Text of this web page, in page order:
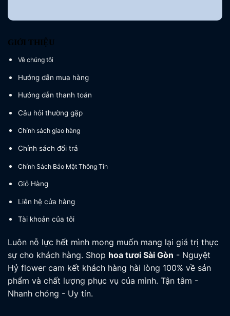
GIỚI THIỆU
Về chúng tôi
Hướng dẫn mua hàng
Hướng dẫn thanh toán
Câu hỏi thường gặp
Chính sách giao hàng
Chính sách đổi trả
Chính Sách Bảo Mật Thông Tin
Giỏ Hàng
Liên hệ cửa hàng
Tài khoản của tôi
Luôn nỗ lực hết mình mong muốn mang lại giá trị thực
sự cho khách hàng. Shop hoa tươi Sài Gòn - Nguyệt
Hỷ flower cam kết khách hàng hài lòng 100% về sản
phẩm và chất lượng phục vụ của mình. Tận tâm -
Nhanh chóng - Uy tín.